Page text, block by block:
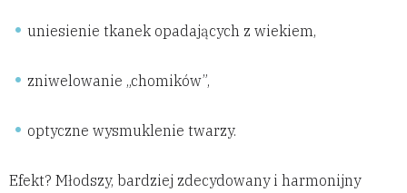
uniesienie tkanek opadających z wiekiem,
zniwelowanie „chomików”,
optyczne wysmuklenie twarzy.
Efekt? Młodszy, bardziej zdecydowany i harmonijny